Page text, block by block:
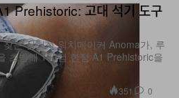
Prehistoric: 고대 석기 도구
는 실험적 워치메이커 Anoma가, 루
초빙해 100점 한정 A1 Prehistoric을
351 0